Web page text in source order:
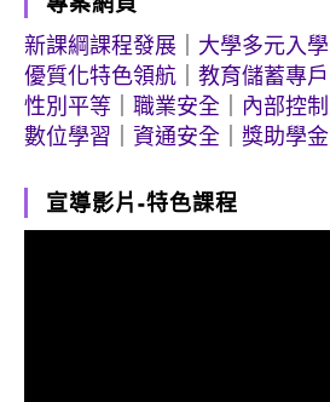
新課綱課程發展
大學多元入學
優質化特色領航
教育儲蓄專戶
性別平等
職業安全
內部控制
數位學習
資通安全 獎助學金
宣導影片-特色課程